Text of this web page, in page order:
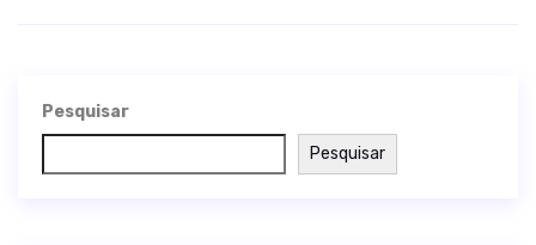
Pesquisar
Pesquisar